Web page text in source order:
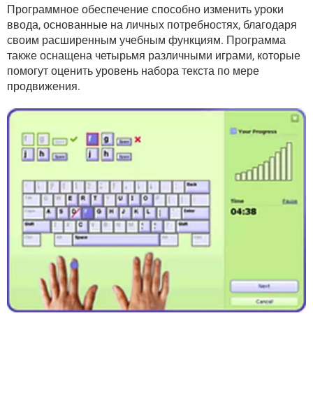
ВИДЕО GOOGLE
YANDEX
Программное обеспечение способно изменить уроки
ввода, основанные на личных потребностях, благодаря
своим расширенным учебным функциям. Программа
также оснащена четырьмя различными играми, которые
помогут оценить уровень набора текста по мере
продвижения.